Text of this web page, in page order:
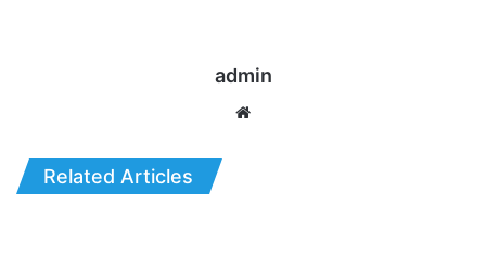
admin
Related Articles